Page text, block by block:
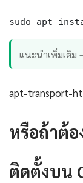
sudo apt
แนะนำเพิ่มเติม
apt-transport-
หรือถ้าต้
ติดตั้งบน